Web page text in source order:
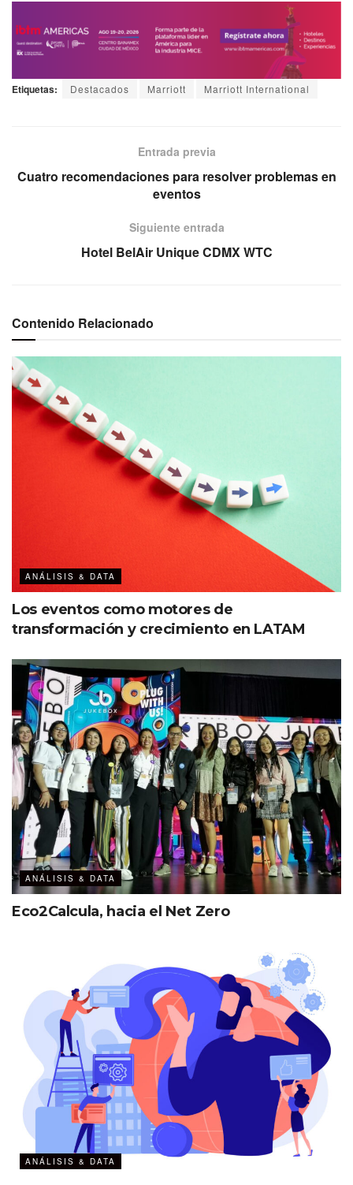
Etiquetas: Destacados Marriott Marriott International
Entrada previa
Cuatro recomendaciones para resolver problemas en
eventos
Siguiente entrada
Hotel BelAir Unique CDMX WTC
Contenido Relacionado
ANÁLISIS & DATA
Los eventos como motores de
transformación y crecimiento en LATAM
ANÁLISIS & DATA
Eco2Calcula, hacia el Net Zero
ANÁLISIS & DATA